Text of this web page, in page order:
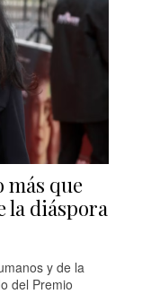
que
la diáspora
y de la
del Premio